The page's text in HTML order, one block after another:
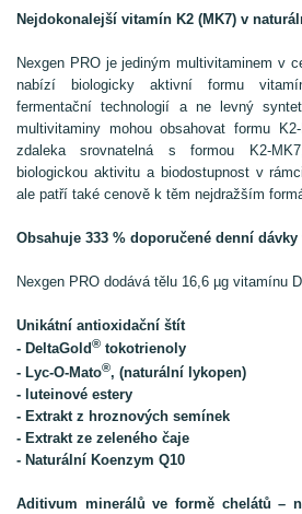
Nejdokonalejší vitamín K2 (MK7) v
Nexgen PRO je jediným multivitaminem v
nabízí biologicky aktivní formu
fermentační technologií a ne levný
multivitaminy mohou obsahovat formu
zdaleka srovnatelná s formou K2-
biologickou aktivitu a biodostupnost v
ale patří také cenově k těm nejdražším
Obsahuje 333 % doporučené denní
Nexgen PRO dodává tělu 16,6 µg vitamínu
Unikátní antioxidační štít
- DeltaGold® tokotrienoly
- Lyc-O-Mato®, (naturální lykopen)
- luteinové estery
- Extrakt z hroznových semínek
- Extrakt ze zeleného čaje
- Naturální Koenzym Q10
Aditivum minerálů ve formě chelátů –